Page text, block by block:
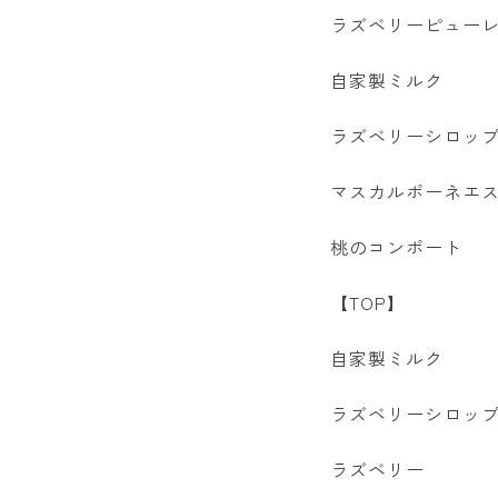
ラズベリーピューレ
自家製ミルク
ラズベリーシロップ
マスカルポーネエ
桃のコンポート
【TOP】
自家製ミルク
ラズベリーシロップ
ラズベリー